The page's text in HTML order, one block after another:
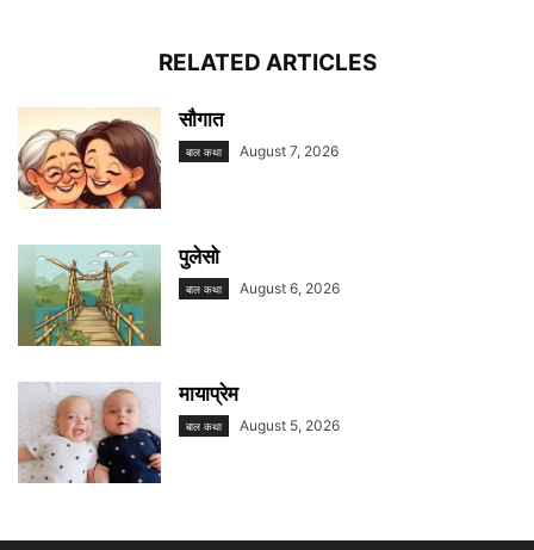
RELATED ARTICLES
सौगात
बाल कथा August 7, 2026
पुलेसो
बाल कथा August 6, 2026
मायाप्रेम
बाल कथा August 5, 2026